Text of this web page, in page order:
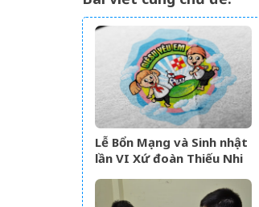
Lễ Bổn Mạng và Sinh nhật
lần VI Xứ đoàn Thiếu Nhi